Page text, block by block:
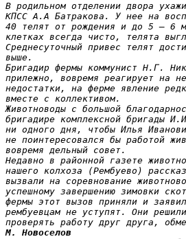
В родильном отделении двора
КПСС А.А Батракова. У нее на
40 телят от рождения и до 5 — 6
клетках всегда чисто, телята
Среднесуточный привес телят
выше.
Бригадир фермы коммунист Н.Г.
прилежно, вовремя реагирует на
недостатки, на ферме явление
вместе с коллективом.
Животноводы с большой
бригадире комплексной бригады
ни одного дня, чтобы Илья
не поинтересовался бы работой
вовремя дельный совет.
Недавно в районной газете
нашего колхоза (Рембуево)
вызвали на соревнование
успешному завершению зимовки
фермы этот вызов приняли и
рембуевцам не уступят. Они
проверять работу друг друга,
М. Новоселов